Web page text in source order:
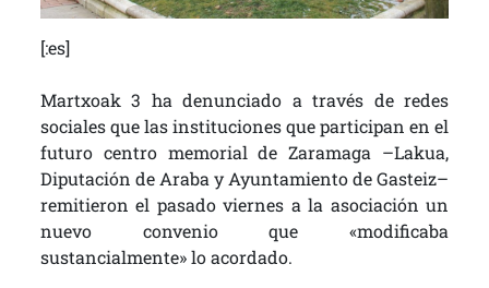
[:es]
Martxoak 3 ha denunciado a través de redes
sociales que las instituciones que participan en el
futuro centro memorial de Zaramaga –Lakua,
Diputación de Araba y Ayuntamiento de Gasteiz–
remitieron el pasado viernes a la asociación un
nuevo convenio que «modificaba
sustancialmente» lo acordado.